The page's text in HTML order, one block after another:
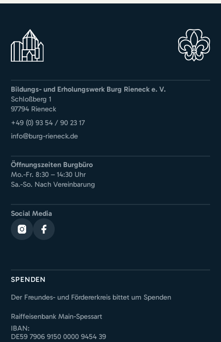
Bildungs- und Erholungswerk Burg Rieneck e. V.
Schloßberg 1
97794 Rieneck
+49 (0) 93 54 / 90 23 17
info@burg-rieneck.de
Öffnungszeiten Burgbüro
Mo.-Fr. 8:30 – 14:30 Uhr
Sa.-So. Nach Vereinbarung
Social Media
SPENDEN
Der Freundes- und Fördererkreis bittet um Spenden
Raiffeisenbank Main-Spessart
IBAN:
DE59 7906 9150 0000 9454 39